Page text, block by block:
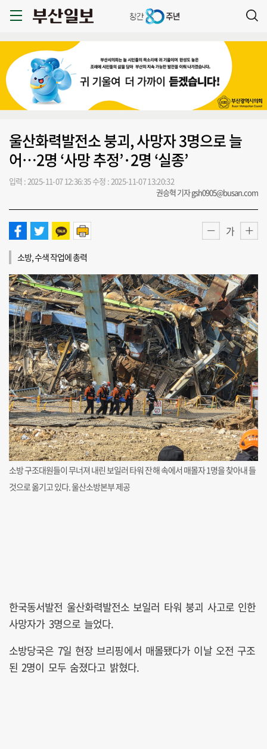
울산화력발전소 붕괴, 사망자 3명으로 늘
어…2명 ‘사망 추정’·2명 ‘실종’
입력 : 2025-11-07 12:36:35수정 : 2025-11-07 13:20:32
권승혁 기자 gsh0905@busan.com
가
소방, 수색 작업에 총력
소방 구조대원들이 무너져 내린 보일러 타워 잔해 속에서 매몰자 1명을 찾아내 들
것으로 옮기고 있다. 울산소방본부 제공
한국동서발전 울산화력발전소 보일러 타워 붕괴 사고로 인한
사망자가 3명으로 늘었다.
소방당국은 7일 현장 브리핑에서 매몰됐다가 이날 오전 구조
된 2명이 모두 숨졌다고 밝혔다.